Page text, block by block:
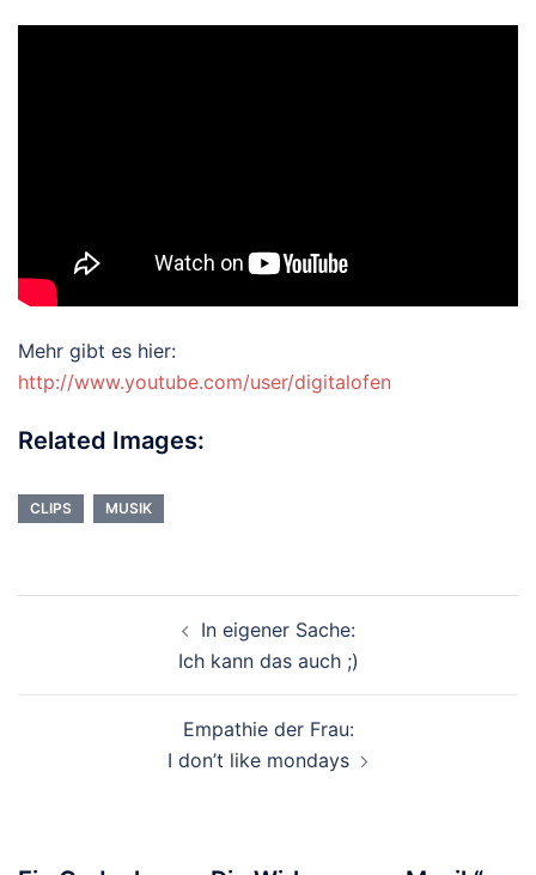
Mehr gibt es hier:
http://www.youtube.com/user/digitalofen
Related Images:
CLIPS MUSIK
In eigener Sache:
Ich kann das auch ;)
Empathie der Frau:
I don’t like mondays